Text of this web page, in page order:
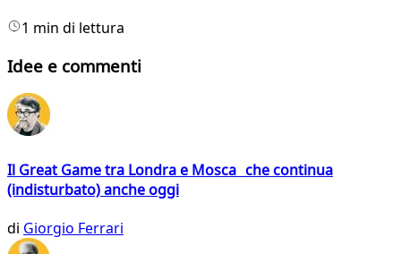
1 min di lettura
Idee e commenti
Il Great Game tra Londra e Mosca che continua
(indisturbato) anche oggi
di Giorgio Ferrari